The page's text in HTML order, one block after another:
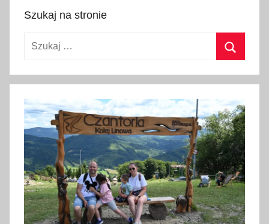
s
p
i
a
2
2
1
Szukaj na stronie
Szukaj: